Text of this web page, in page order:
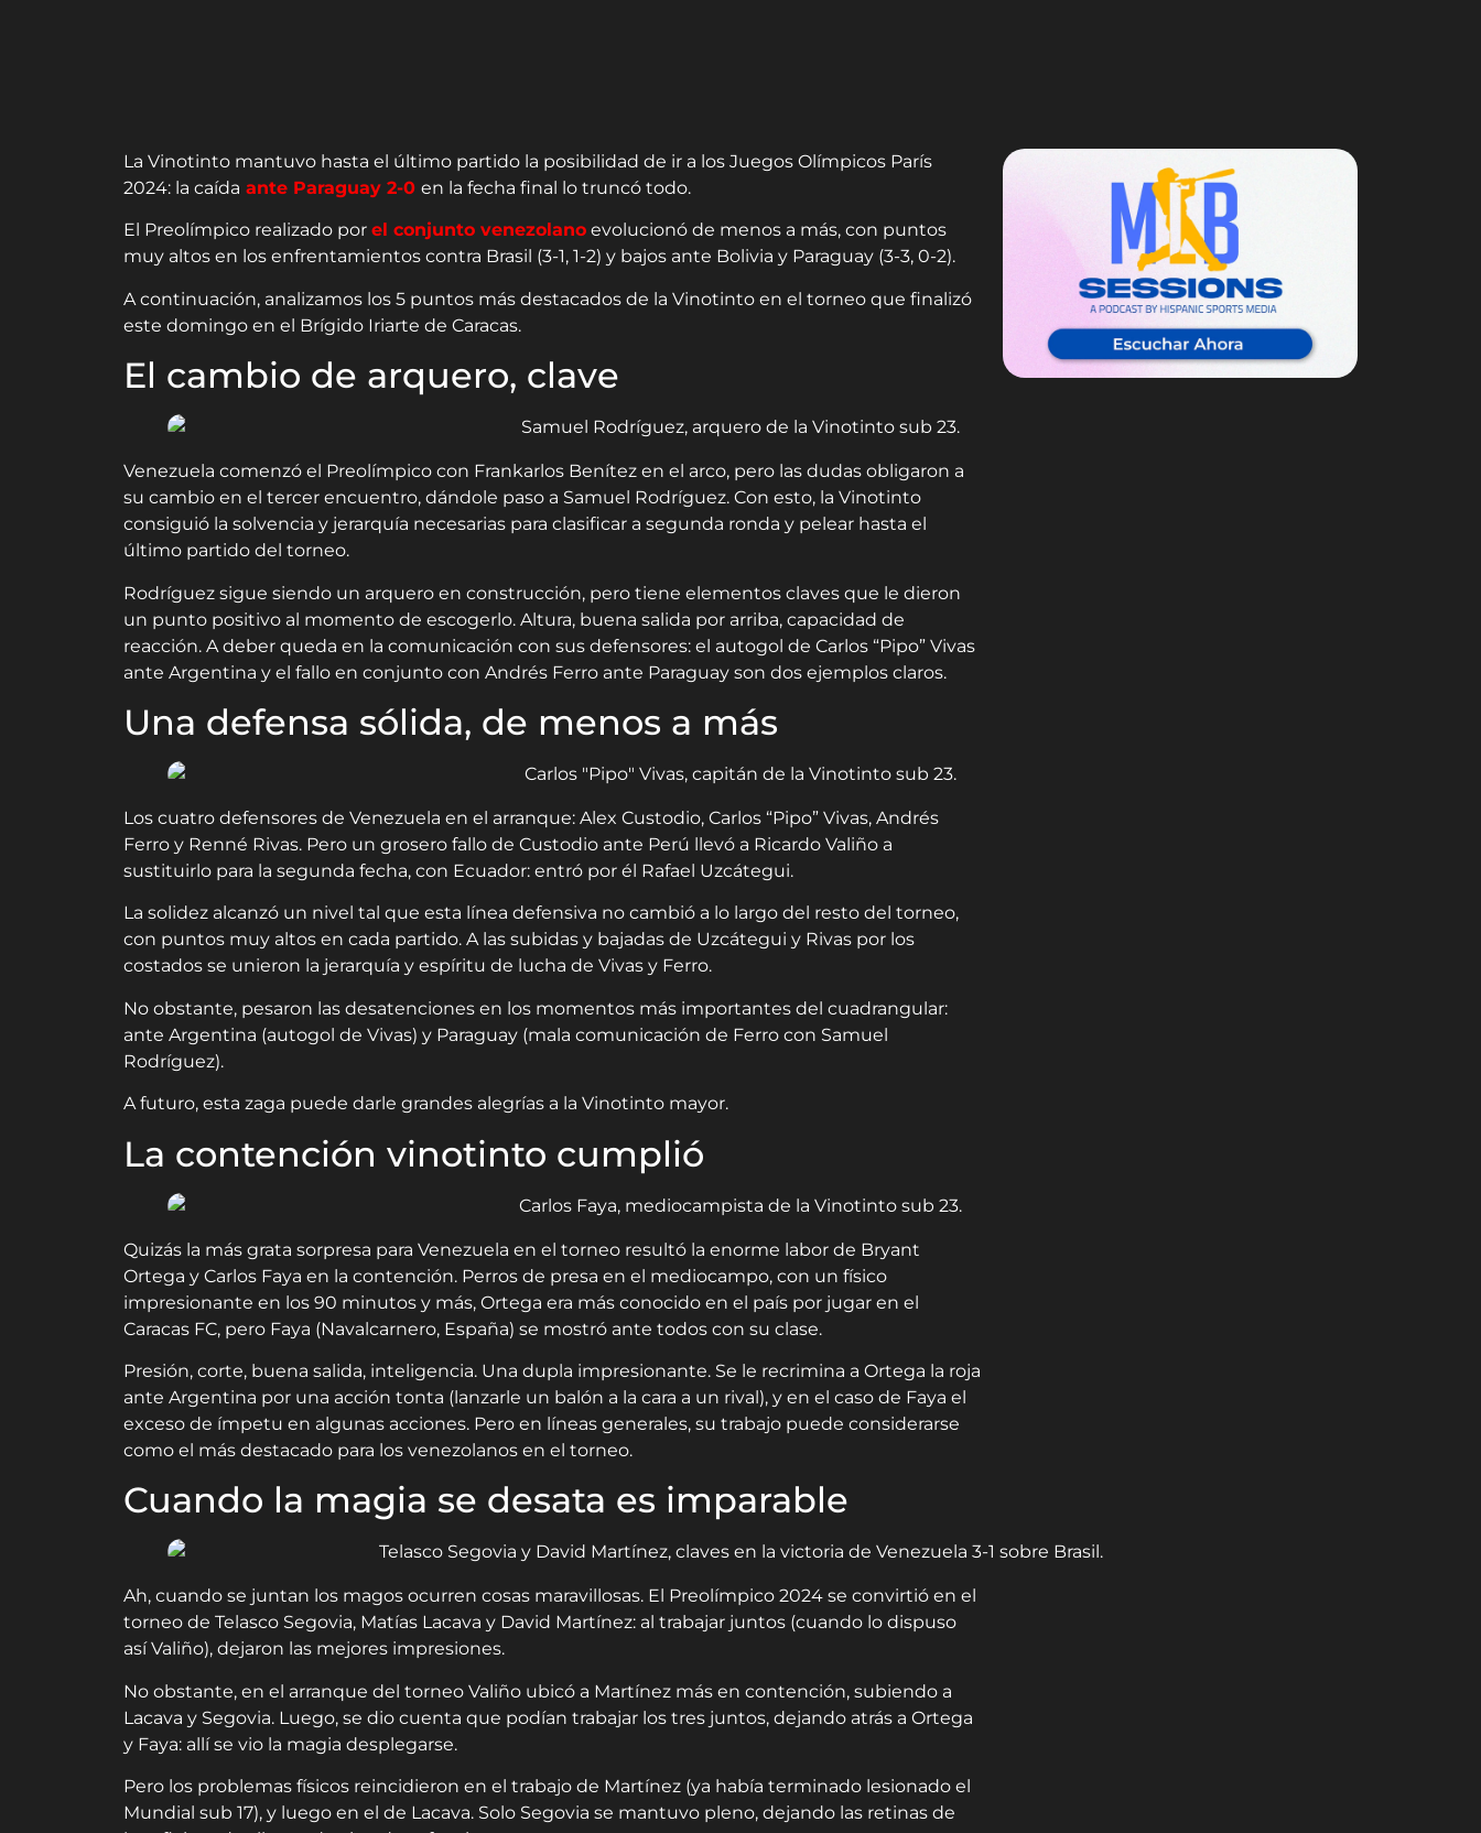
La Vinotinto mantuvo hasta el último partido la posibilidad de ir a los Juegos Olímpicos París
2024: la caída ante Paraguay 2-0 en la fecha final lo truncó todo.
El Preolímpico realizado por el conjunto venezolano evolucionó de menos a más, con puntos
muy altos en los enfrentamientos contra Brasil (3-1, 1-2) y bajos ante Bolivia y Paraguay (3-3, 0-2).
A continuación, analizamos los 5 puntos más destacados de la Vinotinto en el torneo que finalizó
este domingo en el Brígido Iriarte de Caracas.
El cambio de arquero, clave
Venezuela comenzó el Preolímpico con Frankarlos Benítez en el arco, pero las dudas obligaron a
su cambio en el tercer encuentro, dándole paso a Samuel Rodríguez. Con esto, la Vinotinto
consiguió la solvencia y jerarquía necesarias para clasificar a segunda ronda y pelear hasta el
último partido del torneo.
Rodríguez sigue siendo un arquero en construcción, pero tiene elementos claves que le dieron
un punto positivo al momento de escogerlo. Altura, buena salida por arriba, capacidad de
reacción. A deber queda en la comunicación con sus defensores: el autogol de Carlos “Pipo” Vivas
ante Argentina y el fallo en conjunto con Andrés Ferro ante Paraguay son dos ejemplos claros.
Una defensa sólida, de menos a más
Los cuatro defensores de Venezuela en el arranque: Alex Custodio, Carlos “Pipo” Vivas, Andrés
Ferro y Renné Rivas. Pero un grosero fallo de Custodio ante Perú llevó a Ricardo Valiño a
sustituirlo para la segunda fecha, con Ecuador: entró por él Rafael Uzcátegui.
La solidez alcanzó un nivel tal que esta línea defensiva no cambió a lo largo del resto del torneo,
con puntos muy altos en cada partido. A las subidas y bajadas de Uzcátegui y Rivas por los
costados se unieron la jerarquía y espíritu de lucha de Vivas y Ferro.
No obstante, pesaron las desatenciones en los momentos más importantes del cuadrangular:
ante Argentina (autogol de Vivas) y Paraguay (mala comunicación de Ferro con Samuel
Rodríguez).
A futuro, esta zaga puede darle grandes alegrías a la Vinotinto mayor.
La contención vinotinto cumplió
Quizás la más grata sorpresa para Venezuela en el torneo resultó la enorme labor de Bryant
Ortega y Carlos Faya en la contención. Perros de presa en el mediocampo, con un físico
impresionante en los 90 minutos y más, Ortega era más conocido en el país por jugar en el
Caracas FC, pero Faya (Navalcarnero, España) se mostró ante todos con su clase.
Presión, corte, buena salida, inteligencia. Una dupla impresionante. Se le recrimina a Ortega la roja
ante Argentina por una acción tonta (lanzarle un balón a la cara a un rival), y en el caso de Faya el
exceso de ímpetu en algunas acciones. Pero en líneas generales, su trabajo puede considerarse
como el más destacado para los venezolanos en el torneo.
Cuando la magia se desata es imparable
Ah, cuando se juntan los magos ocurren cosas maravillosas. El Preolímpico 2024 se convirtió en el
torneo de Telasco Segovia, Matías Lacava y David Martínez: al trabajar juntos (cuando lo dispuso
así Valiño), dejaron las mejores impresiones.
No obstante, en el arranque del torneo Valiño ubicó a Martínez más en contención, subiendo a
Lacava y Segovia. Luego, se dio cuenta que podían trabajar los tres juntos, dejando atrás a Ortega
y Faya: allí se vio la magia desplegarse.
Pero los problemas físicos reincidieron en el trabajo de Martínez (ya había terminado lesionado el
Mundial sub 17), y luego en el de Lacava. Solo Segovia se mantuvo pleno, dejando las retinas de